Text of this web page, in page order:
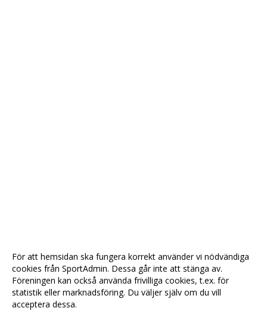
För att hemsidan ska fungera korrekt använder vi nödvändiga
cookies från SportAdmin. Dessa går inte att stänga av.
Föreningen kan också använda frivilliga cookies, t.ex. för
statistik eller marknadsföring. Du väljer själv om du vill
acceptera dessa.